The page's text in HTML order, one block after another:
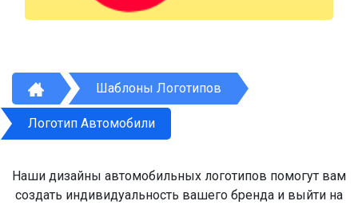
Шаблоны Логотипов
Логотип Автомобили
Наши дизайны автомобильных логотипов помогут вам
создать индивидуальность вашего бренда и выйти на